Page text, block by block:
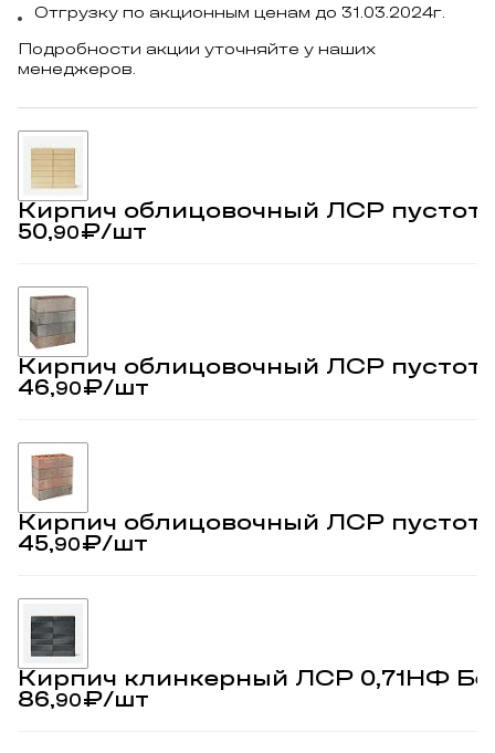
Отгрузку по акционным ценам до 31.03.2024г.
Подробности акции уточняйте у наших
менеджеров.
Кирпич облицовочный ЛСР
50,90₽/шт
Кирпич облицовочный ЛСР
46,90₽/шт
Кирпич облицовочный ЛСР
45,90₽/шт
Кирпич клинкерный ЛСР 0,71НФ
86,90₽/шт